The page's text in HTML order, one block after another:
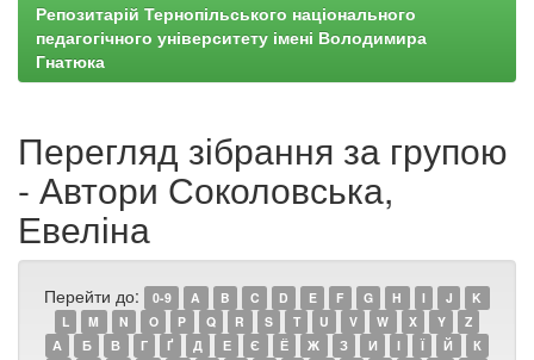
Репозитарій Тернопільського національного
педагогічного університету імені Володимира
Гнатюка
Перегляд зібрання за групою
- Автори Соколовська,
Евеліна
Перейти до: 0-9 A B C D E F G H I J
K
L
M N O P Q R S T U V W X Y
Z
А
Б В Г Ґ Д Е Є Ё Ж З И І Ї Й
К